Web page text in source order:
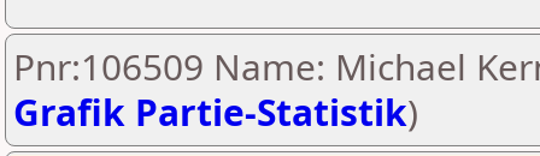
Pnr:106509 Name: Michael
Grafik Partie-Statistik)